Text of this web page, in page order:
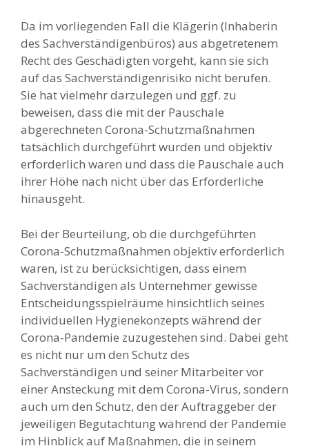
Da im vorliegenden Fall die Klägerin (Inhaberin
des Sachverständigenbüros) aus abgetretenem
Recht des Geschädigten vorgeht, kann sie sich
auf das Sachverständigenrisiko nicht berufen.
Sie hat vielmehr darzulegen und ggf. zu
beweisen, dass die mit der Pauschale
abgerechneten Corona-Schutzmaßnahmen
tatsächlich durchgeführt wurden und objektiv
erforderlich waren und dass die Pauschale auch
ihrer Höhe nach nicht über das Erforderliche
hinausgeht.
Bei der Beurteilung, ob die durchgeführten
Corona-Schutzmaßnahmen objektiv erforderlich
waren, ist zu berücksichtigen, dass einem
Sachverständigen als Unternehmer gewisse
Entscheidungsspielräume hinsichtlich seines
individuellen Hygienekonzepts während der
Corona-Pandemie zuzugestehen sind. Dabei geht
es nicht nur um den Schutz des
Sachverständigen und seiner Mitarbeiter vor
einer Ansteckung mit dem Corona-Virus, sondern
auch um den Schutz, den der Auftraggeber der
jeweiligen Begutachtung während der Pandemie
im Hinblick auf Maßnahmen, die in seinem